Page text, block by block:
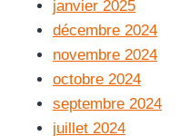
janvier 2025
décembre 2024
novembre 2024
octobre 2024
septembre 2024
juillet 2024